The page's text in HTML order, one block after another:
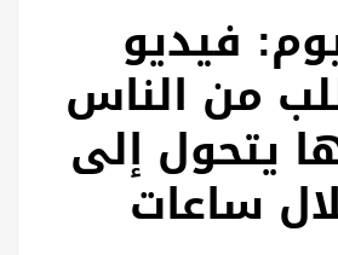
فيديو
من الناس
يتحول إلى
ساعات